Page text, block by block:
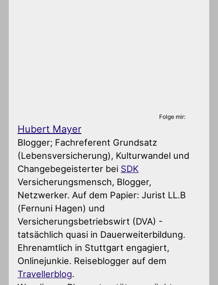
Folge mir:
Hubert Mayer
Blogger; Fachreferent Grundsatz
(Lebensversicherung), Kulturwandel und
Changebegeisterter bei SDK
Versicherungsmensch, Blogger,
Netzwerker. Auf dem Papier: Jurist LL.B
(Fernuni Hagen) und
Versicherungsbetriebswirt (DVA) -
tatsächlich quasi in Dauerweiterbildung.
Ehrenamtlich in Stuttgart engagiert,
Onlinejunkie. Reiseblogger auf dem
Travellerblog.